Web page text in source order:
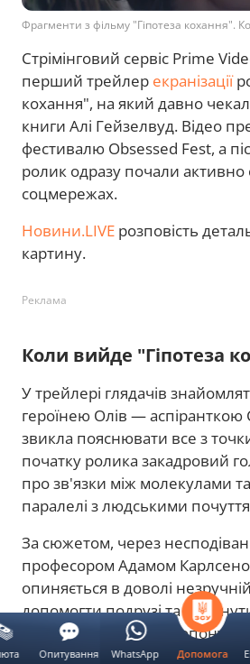
Фрагменти з фільму "Гіпотеза кохання".
Стрімінговий сервіс Prime
перший трейлер екранізації
кохання", на який давно
книги Алі Гейзелвуд. Відео
фестивалю Obsessed Fest, а
ролик одразу почали
соцмережах.
Новини.LIVE розповість
картину.
Реклама
Коли вийде "Гіпотеза
У трейлері глядачів
героїнею Олів — аспіранткою
звикла пояснювати все з
початку ролика закадровий
про зв'язки між молекулами
паралелі з людськими
За сюжетом, через
професором Адамом
опиняється в доволі
допомогти подрузі та
запитань, дівчина пропонує
зіграти роль її хлопця. Так
Допомога
Опитування WhatsApp